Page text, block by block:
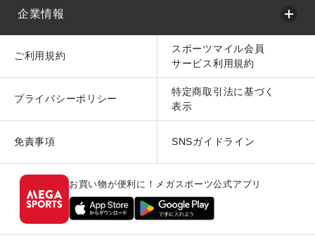
企業情報
ご利用規約
スポーツマイル会員
サービス利用規約
プライバシーポリシー
特定商取引法に基づく
表示
免責事項 SNSガイドライン
お買い物が便利に！メガスポーツ公式アプリ